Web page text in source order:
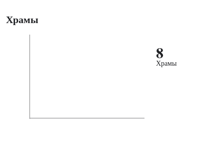
Храмы
8
Храмы